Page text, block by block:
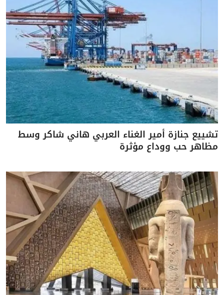
تشييع جنازة أمير الغناء العربي هاني شاكر وسط
مظاهر حب ووداع مؤثرة